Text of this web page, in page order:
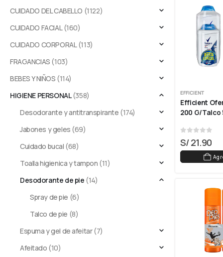
EFFICIENT
Efficient
200 G/talco
S/21.90
CUIDADO DEL CABELLO (1122)
CUIDADO FACIAL (160)
CUIDADO CORPORAL(113)
FRAGANCIAS (103)
BEBES Y NIÑOS (114)
HIGIENE PERSONAL(358)
Desodorante y antitranspirante (174)
Jabones y geles (69)
Cuidado bucal (68)
Toalla higienica y tampon (11)
Desodorante de pie (14)
Spray de pie (6)
Talco de pie (8)
Espuma y gel de afeitar(7)
Afeitado (10)